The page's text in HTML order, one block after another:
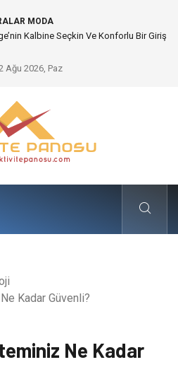
MODA
Kalbine Seçkin Ve Konforlu Bir Giriş
Ağu 2026, Paz
Kadar Güvenli?
Ne Kadar